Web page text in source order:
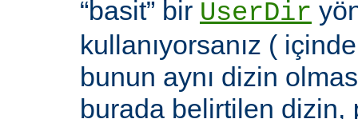
“basit” bir UserDir
kullanıyorsanız (
bunun aynı dizin
burada belirtilen dizin,